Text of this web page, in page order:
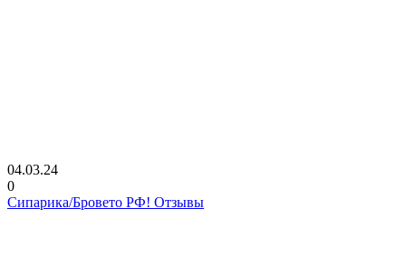
04.03.24
0
Сипарика/Бровето РФ! Отзывы